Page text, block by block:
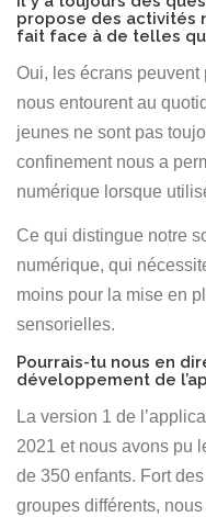
propose des activités
fait face à de telles
Oui, les écrans peuvent
nous entourent au
jeunes ne sont pas
confinement nous a
numérique lorsque
Ce qui distingue notre
numérique, qui
moins pour la mise en
sensorielles.
Pourrais-tu nous en
développement de
La version 1 de
2021 et nous avons pu
de 350 enfants. Fort
groupes différents,